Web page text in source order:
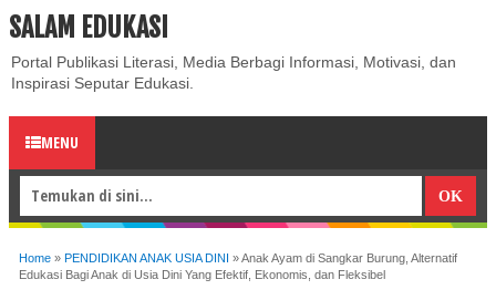
ABOUT CONTACT US
SALAM EDUKASI
Portal Publikasi Literasi, Media Berbagi Informasi, Motivasi, dan
Inspirasi Seputar Edukasi.
MENU
Home » PENDIDIKAN ANAK USIA DINI »Anak Ayam di Sangkar Burung, Alternatif
Edukasi Bagi Anak di Usia Dini Yang Efektif, Ekonomis, dan Fleksibel